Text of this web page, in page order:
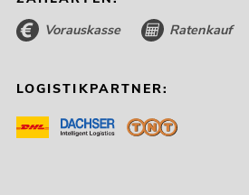
Vorauskasse Ratenkauf
LOGISTIKPARTNER: